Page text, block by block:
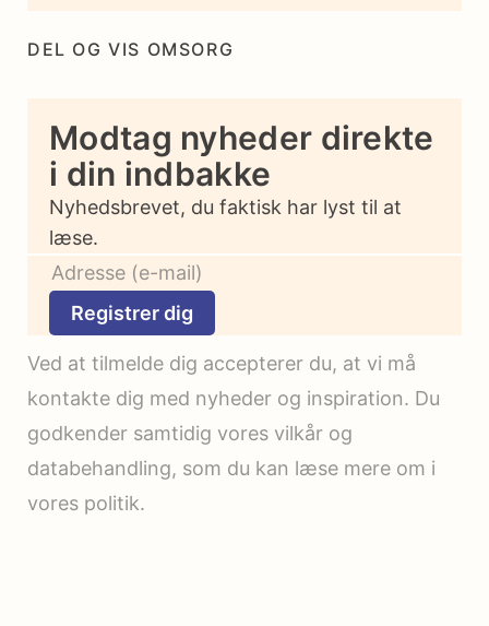
DEL OG VIS OMSORG
Modtag nyheder direkte
i din indbakke
Nyhedsbrevet, du faktisk har lyst til at
læse.
Registrer dig
Ved at tilmelde dig accepterer du, at vi må
kontakte dig med nyheder og inspiration. Du
godkender samtidig vores vilkår og
databehandling, som du kan læse mere om i
vores politik.